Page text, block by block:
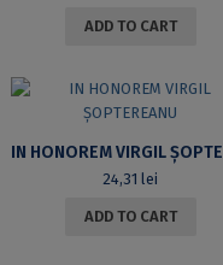
ADD TO CART
24,31 lei
ADD TO CART